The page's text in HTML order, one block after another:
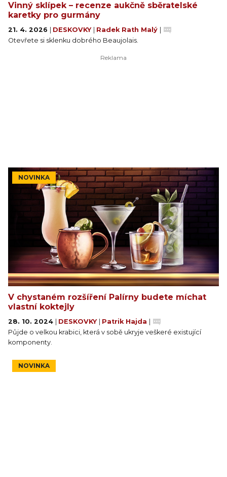
Vinný sklípek – recenze aukčně sběratelské
karetky pro gurmány
21. 4. 2026 DESKOVKY Radek Rath Malý
Otevřete si sklenku dobrého Beaujolais.
NOVINKA
V chystaném rozšíření Palírny budete míchat
vlastní koktejly
28. 10. 2024 DESKOVKY Patrik Hajda
Půjde o velkou krabici, která v sobě ukryje veškeré existující
komponenty.
NOVINKA